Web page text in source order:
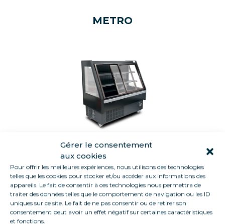
Gérer le consentement
aux cookies
Pour offrir les meilleures expériences, nous utilisons des technologies
telles que les cookies pour stocker et/ou accéder aux informations des
appareils. Le fait de consentir à ces technologies nous permettra de
traiter des données telles que le comportement de navigation ou les ID
uniques sur ce site. Le fait de ne pas consentir ou de retirer son
consentement peut avoir un effet négatif sur certaines caractéristiques
et fonctions.
METRO
ALASKA
Fresco
Longitud 0,70 m a 2,00 m
Isla cerrada